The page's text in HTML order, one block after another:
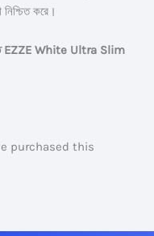
নিশ্চিত করে।
EZZE White Ultra Slim
purchased this